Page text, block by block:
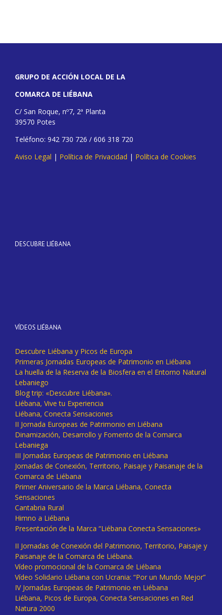
GRUPO DE ACCIÓN LOCAL DE LA
COMARCA DE LIÉBANA
C/ San Roque, nº7, 2ª Planta
39570 Potes
Teléfono: 942 730 726 / 606 318 720
Aviso Legal | Política de Privacidad | Política de Cookies
DESCUBRE LIÉBANA
VÍDEOS LIÉBANA
Descubre Liébana y Picos de Europa
Primeras Jornadas Europeas de Patrimonio en Liébana
La huella de la Reserva de la Biosfera en el Entorno Natural
Lebaniego
Blog trip: «Descubre Liébana».
Liébana, Vive tu Experiencia
Liébana, Conecta Sensaciones
II Jornada Europeas de Patrimonio en Liébana
Dinamización, Desarrollo y Fomento de la Comarca
Lebaniega
III Jornadas Europeas de Patrimonio en Liébana
Jornadas de Conexión, Territorio, Paisaje y Paisanaje de la
Comarca de Liébana
Primer Aniversario de la Marca Liébana, Conecta
Sensaciones
Cantabria Rural
Himno a Liébana
Presentación de la Marca “Liébana Conecta Sensaciones»
II Jornadas de Conexión del Patrimonio, Territorio, Paisaje y
Paisanaje de la Comarca de Liébana.
Vídeo promocional de la Comarca de Liébana
Vídeo Solidario Liébana con Ucrania: “Por un Mundo Mejor”
IV Jornadas Europeas de Patrimonio en Liébana
Liébana, Picos de Europa, Conecta Sensaciones en Red
Natura 2000